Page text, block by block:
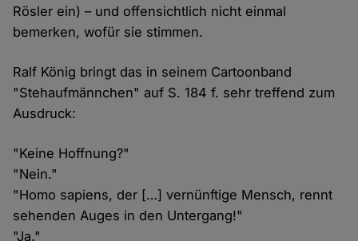
Rösler ein) – und offensichtlich nicht einmal
bemerken, wofür sie stimmen.
Ralf König bringt das in seinem Cartoonband
"Stehaufmännchen" auf S. 184 f. sehr treffend zum
Ausdruck:
"Keine Hoffnung?"
"Nein."
"Homo sapiens, der […] vernünftige Mensch, rennt
sehenden Auges in den Untergang!"
"Ja."